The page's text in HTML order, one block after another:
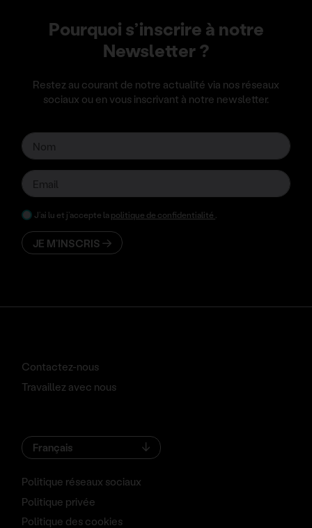
Pourquoi s’inscrire à notre
Newsletter ?
Restez au courant de notre actualité via nos réseaux
sociaux ou en vous inscrivant à notre newsletter.
J’ai lu et j’accepte la politique de confidentialité .
JE M’INSCRIS
Contactez-nous
Travaillez avec nous
Français
Politique réseaux sociaux
Politique privée
Politique des cookies